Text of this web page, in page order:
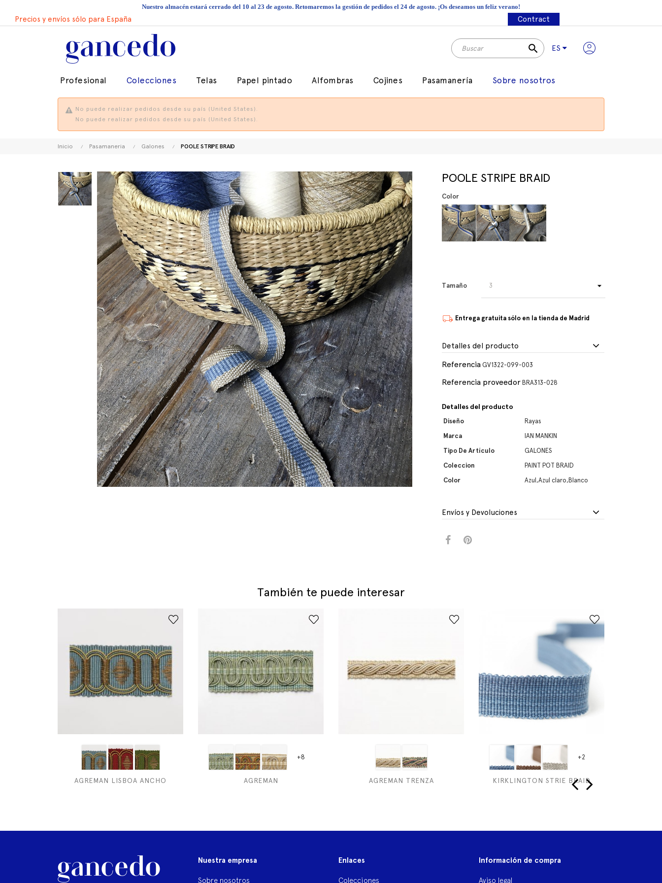
Nuestro almacén estará cerrado del 10 al 23 de agosto. Retomaremos la gestión de pedidos el 24 de agosto. ¡Os deseamos un feliz verano!
Precios y envíos sólo para España Contract
search ES
Profesional Colecciones Telas Papel pintado Alfombras Cojines Pasamanería Sobre nosotros
No puede realizar pedidos desde su país (United States).
No puede realizar pedidos desde su país (United States).
Inicio Pasamaneria Galones POOLE STRIPE BRAID
POOLE STRIPE BRAID
Color
Tamaño
Entrega gratuita sólo en la tienda de Madrid
Detalles del producto
Referencia GV1322-099-003
Referencia proveedor BRA313-028
Detalles del producto
Diseño
Rayas
Marca
IAN MANKIN
Tipo De Artículo
GALONES
Coleccion
PAINT POT BRAID
Color
Azul,Azul claro,Blanco
Envíos y Devoluciones
También te puede interesar
AGREMAN LISBOA ANCHO
+8
AGREMAN AGREMAN TRENZA
+2
KIRKLINGTON STRIE BRAID
Nuestra empresa
Sobre nosotros
Enlaces
Colecciones
Información de compra
Aviso legal